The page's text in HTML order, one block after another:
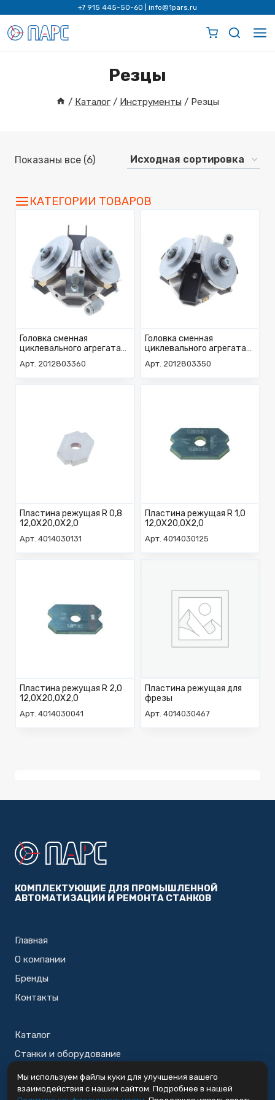
содержимому
+7 915 445-50-60 info@1pars.ru
Резцы
/ Каталог / Инструменты / Резцы
Показаны все (6)
КАТЕГОРИИ ТОВАРОВ
Головка сменная
циклевального агрегата
Арт. 2012803360
Головка сменная
циклевального агрегата
Арт. 2012803350
Пластина режущая R 0,8
12,0X20,0X2,0
Арт. 4014030131
Пластина режущая R 1,0
12,0X20,0X2,0
Арт. 4014030125
Пластина режущая R 2,0
12,0X20,0X2,0
Арт. 4014030041
Пластина режущая для
фрезы
Арт. 4014030467
КОМПЛЕКТУЮЩИЕ ДЛЯ ПРОМЫШЛЕННОЙ
АВТОМАТИЗАЦИИ И РЕМОНТА СТАНКОВ
Главная
О компании
Бренды
Контакты
Каталог
Станки и оборудование
Корзина
Мы используем файлы куки для улучшения вашего
взаимодействия с нашим сайтом. Подробнее в нашей